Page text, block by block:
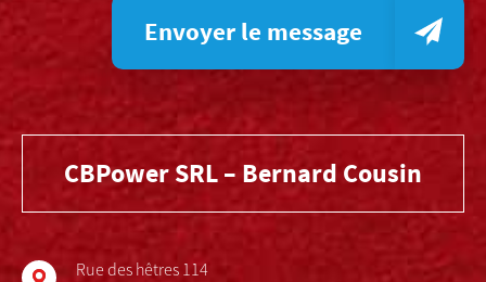
Envoyer le message
CBPower SRL – Bernard Cousin
Rue des hêtres 114